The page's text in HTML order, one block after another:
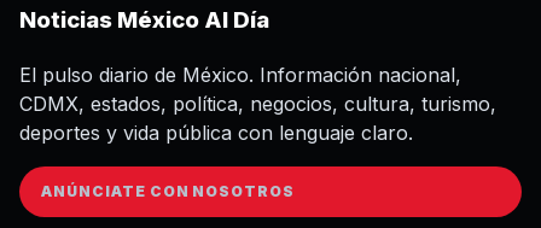
Noticias México Al Día
El pulso diario de México. Información nacional,
CDMX, estados, política, negocios, cultura, turismo,
deportes y vida pública con lenguaje claro.
ANÚNCIATE CON NOSOTROS